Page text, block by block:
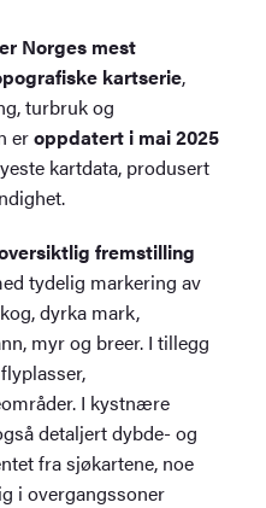
Norges mest
kartserie,
turbruk og
eroppdatert i mai 2025
kartdata, produsert
fremstilling
tydelig markering av
dyrka mark,
myr og breer. I tillegg
I kystnære
detaljert dybde- og
fra sjøkartene, noe
i overgangssoner